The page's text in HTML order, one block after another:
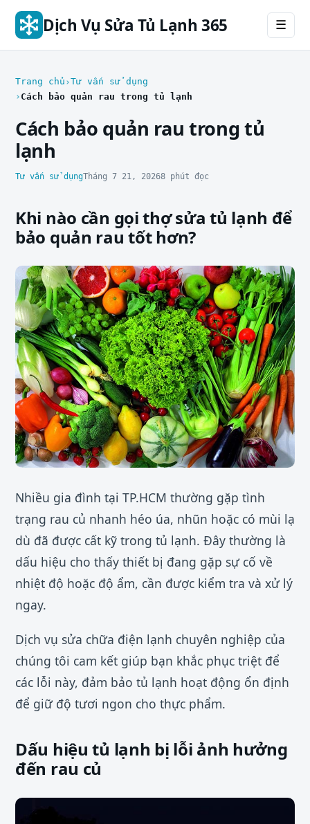
Dịch Vụ Sửa Tủ Lạnh 365 ☰
Trang chủ Tư vấn sử dụng
Cách bảo quản rau trong tủ lạnh
Cách bảo quản rau trong tủ
lạnh
Tư vấn sử dụngTháng 7 21, 20268 phút đọc
Khi nào cần gọi thợ sửa tủ lạnh để
bảo quản rau tốt hơn?
Nhiều gia đình tại TP.HCM thường gặp tình
trạng rau củ nhanh héo úa, nhũn hoặc có mùi lạ
dù đã được cất kỹ trong tủ lạnh. Đây thường là
dấu hiệu cho thấy thiết bị đang gặp sự cố về
nhiệt độ hoặc độ ẩm, cần được kiểm tra và xử lý
ngay.
Dịch vụ sửa chữa điện lạnh chuyên nghiệp của
chúng tôi cam kết giúp bạn khắc phục triệt để
các lỗi này, đảm bảo tủ lạnh hoạt động ổn định
để giữ độ tươi ngon cho thực phẩm.
Dấu hiệu tủ lạnh bị lỗi ảnh hưởng
đến rau củ